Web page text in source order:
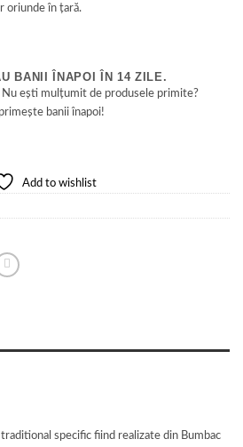
oriunde în țară.
BANII ÎNAPOI ÎN 14 ZILE.
Nu ești mulțumit de produsele primite?
banii înapoi!
Add to wishlist
specific fiind realizate din Bumbac